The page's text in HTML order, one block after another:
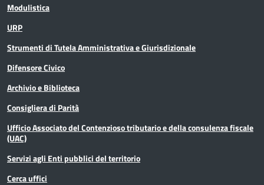
Modulistica
URP
Strumenti di Tutela Amministrativa e Giurisdizionale
Difensore Civico
Archivio e Biblioteca
Consigliera di Parità
Ufficio Associato del Contenzioso tributario e della consulenza fiscale
(UAC)
Servizi agli Enti pubblici del territorio
Cerca uffici